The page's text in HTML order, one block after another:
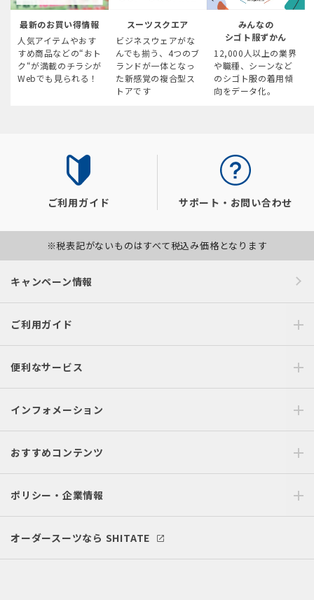
最新のお買い得情報
人気アイテムやおす
すめ商品などの“おト
ク“が満載のチラシが
Webでも見られる！
スーツスクエア
ビジネスウェアがな
んでも揃う、4つのブ
ランドが一体となっ
た新感覚の複合型ス
トアです
みんなの
シゴト服ずかん
12,000人以上の業界
や職種、シーンなど
のシゴト服の着用傾
向をデータ化。
ご利用ガイド サポート・お問い合わせ
※税表記がないものはすべて税込み価格となります
キャンペーン情報
ご利用ガイド
便利なサービス
インフォメーション
おすすめコンテンツ
ポリシー・企業情報
オーダースーツなら SHITATE